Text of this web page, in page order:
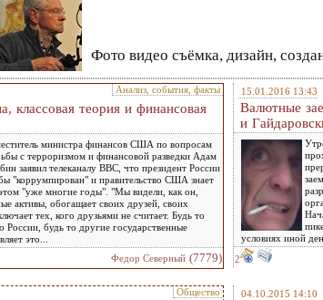
Фото видео съёмка, дизайн,
Анализ, события, факты
классовая теория и финансовая
министра финансов США по вопросам
с терроризмом и финансовой разведки Адам
заявил телеканалу BBC, что президент России
"коррумпирован" и правительство США знает
"уже многие годы". "Мы видели, как он,
активы, обогащает своих друзей, своих
тех, кого друзьями не считает. Будь то
России, будь то другие государственные
это...
Федор Северный (7779)
15.01.2016 13:43
Валютные
и
условиях иной
2
Общество 04.10.2015 14:10